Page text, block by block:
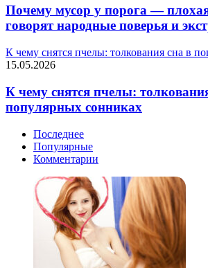
Почему мусор у порога —
говорят народные поверья и
К чему снятся пчелы: толкования сна в
15.05.2026
К чему снятся пчелы:
популярных сонниках
Последнее
Популярные
Комментарии